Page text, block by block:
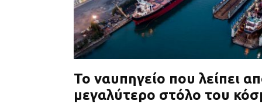
Το ναυπηγείο που λείπει
μεγαλύτερο στόλο του